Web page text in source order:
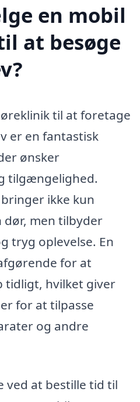
en mobil
at besøge
til at foretage
er en fantastisk
ønsker
tilgængelighed.
ikke kun
dør, men tilbyder
tryg oplevelse. En
for at
tidligt, hvilket giver
for at tilpasse
og andre
ved at bestille tid til